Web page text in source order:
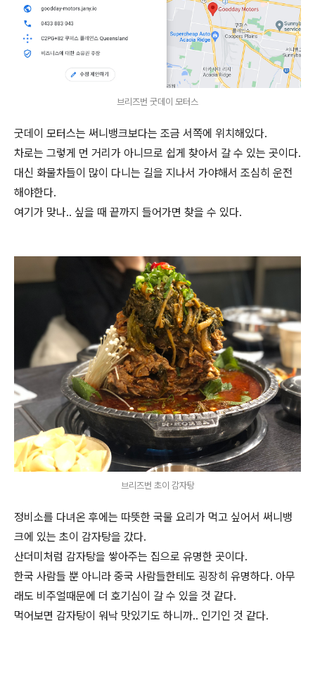
브리즈번 굿데이 모터스
굿데이 모터스는 써니뱅크보다는 조금 서쪽에 위치해있다.
차로는 그렇게 먼 거리가 아니므로 쉽게 찾아서 갈 수 있는 곳이다.
대신 화물차들이 많이 다니는 길을 지나서 가야해서 조심히 운전
해야한다.
여기가 맞나.. 싶을 때 끝까지 들어가면 찾을 수 있다.
브리즈번 초이 감자탕
정비소를 다녀온 후에는 따뜻한 국물 요리가 먹고 싶어서 써니뱅
크에 있는 초이 감자탕을 갔다.
산더미처럼 감자탕을 쌓아주는 집으로 유명한 곳이다.
한국 사람들 뿐 아니라 중국 사람들한테도 굉장히 유명하다. 아무
래도 비주얼때문에 더 호기심이 갈 수 있을 것 같다.
먹어보면 감자탕이 워낙 맛있기도 하니까.. 인기인 것 같다.